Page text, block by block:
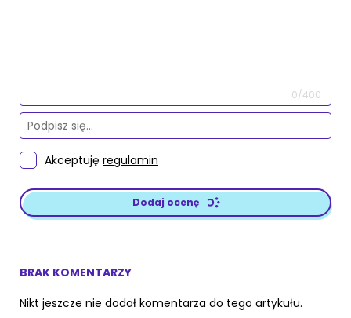
0/400
Akceptuję regulamin
Dodaj ocenę
BRAK KOMENTARZY
Nikt jeszcze nie dodał komentarza do tego artykułu.